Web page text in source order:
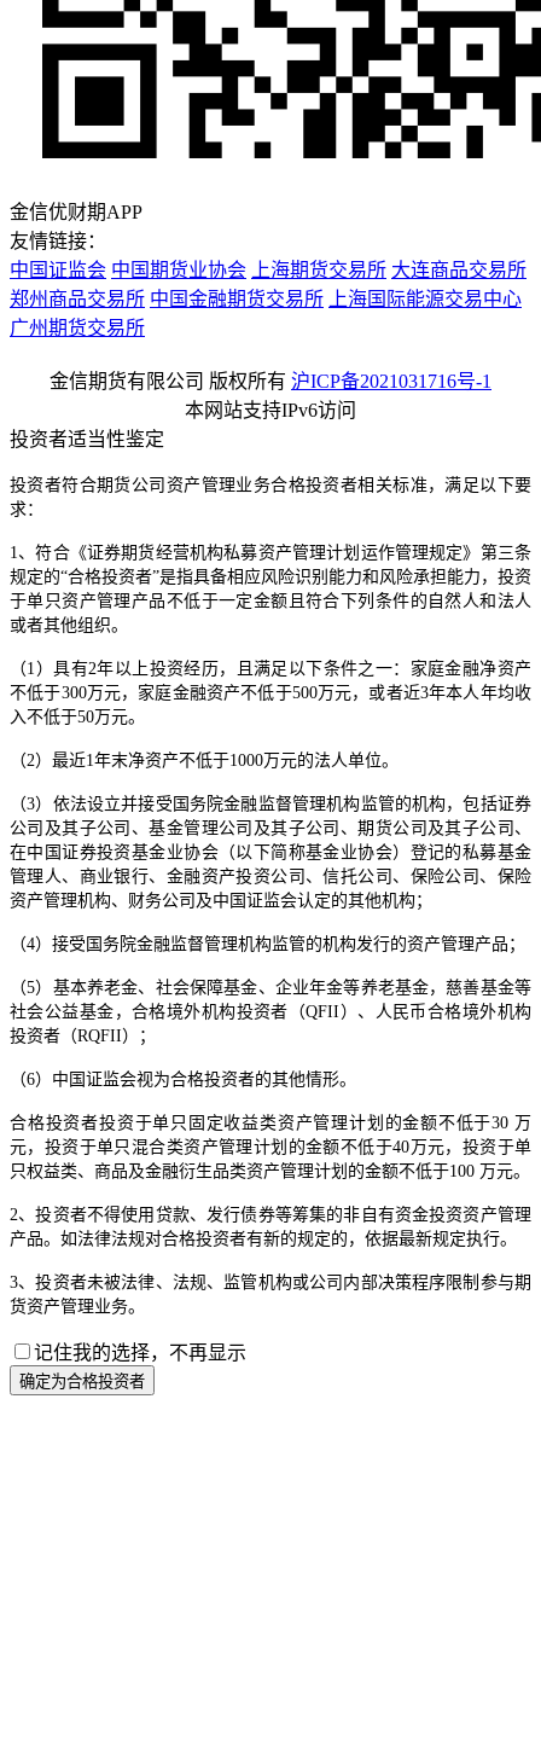
金信优财期APP
友情链接：
中国证监会 中国期货业协会 上海期货交易所 大连商品交易所
郑州商品交易所 中国金融期货交易所
上海国际能源交易中心
广州期货交易所
金信期货有限公司 版权所有 沪ICP备2021031716号-1
本网站支持IPv6访问
投资者适当性鉴定
投资者符合期货公司资产管理业务合格投资者相关标准，满足以下要
求：
1、符合《证券期货经营机构私募资产管理计划运作管理规定》第三条
规定的“合格投资者”是指具备相应风险识别能力和风险承担能力，投资
于单只资产管理产品不低于一定金额且符合下列条件的自然人和法人
或者其他组织。
（1）具有2年以上投资经历，且满足以下条件之一：家庭金融净资产
不低于300万元，家庭金融资产不低于500万元，或者近3年本人年均收
入不低于50万元。
（2）最近1年末净资产不低于1000万元的法人单位。
（3）依法设立并接受国务院金融监督管理机构监管的机构，包括证券
公司及其子公司、基金管理公司及其子公司、期货公司及其子公司、
在中国证券投资基金业协会（以下简称基金业协会）登记的私募基金
管理人、商业银行、金融资产投资公司、信托公司、保险公司、保险
资产管理机构、财务公司及中国证监会认定的其他机构；
（4）接受国务院金融监督管理机构监管的机构发行的资产管理产品；
（5）基本养老金、社会保障基金、企业年金等养老基金，慈善基金等
社会公益基金，合格境外机构投资者（QFII）、人民币合格境外机构
投资者（RQFII）；
（6）中国证监会视为合格投资者的其他情形。
合格投资者投资于单只固定收益类资产管理计划的金额不低于30 万
元，投资于单只混合类资产管理计划的金额不低于40万元，投资于单
只权益类、商品及金融衍生品类资产管理计划的金额不低于100 万元。
2、投资者不得使用贷款、发行债券等筹集的非自有资金投资资产管理
产品。如法律法规对合格投资者有新的规定的，依据最新规定执行。
3、投资者未被法律、法规、监管机构或公司内部决策程序限制参与期
货资产管理业务。
记住我的选择，不再显示
确定为合格投资者